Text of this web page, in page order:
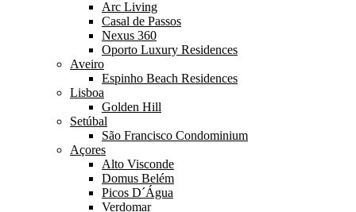
Arc Living
Casal de Passos
Nexus 360
Oporto Luxury Residences
Aveiro
Espinho Beach Residences
Lisboa
Golden Hill
Setúbal
São Francisco Condominium
Açores
Alto Visconde
Domus Belém
Picos D´Água
Verdomar